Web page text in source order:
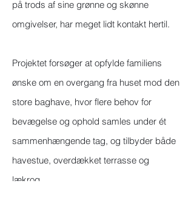
på trods af sine grønne og skønne
omgivelser, har meget lidt kontakt hertil.
Projektet forsøger at opfylde familiens
ønske om en overgang fra huset mod den
store baghave, hvor flere behov for
bevægelse og ophold samles under ét
sammenhængende tag, og tilbyder både
havestue, overdækket terrasse og
lækrog.